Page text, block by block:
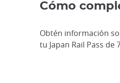
Cómo
Obtén información
tu Japan Rail Pass de